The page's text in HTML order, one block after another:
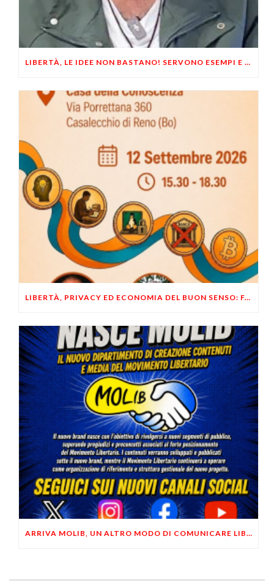
LIBERTÀ, LE IDEE NON BASTANO! SERVONO ESEMPI E UN PO’ DI COERENZA
LIBERTÀ, PRIVACY ED ECONOMIA DEL BUON SENSO: FACCO E MUSUMECI A CASALECCHIO DI RENO (BO)
ARRIVA MOLIB, UN ALTRO MODO DI COMUNICARE LIBERTARIO